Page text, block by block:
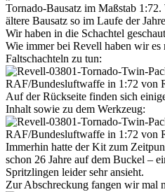
Tornado-Bausatz im Maßstab
ältere Bausatz so im Laufe der
Wir haben in die Schachtel
Wie immer bei Revell haben wir es
Faltschachteln zu tun:
Auf der Rückseite finden sich
Inhalt sowie zu dem Werkzeug:
Immerhin hatte der Kit zum
schon 26 Jahre auf dem Buckel –
Spritzlingen leider sehr ansieht.
Zur Abschreckung fangen wir mal